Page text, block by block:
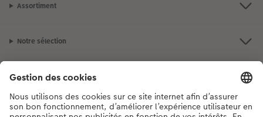
Assortiment
Notre sélection